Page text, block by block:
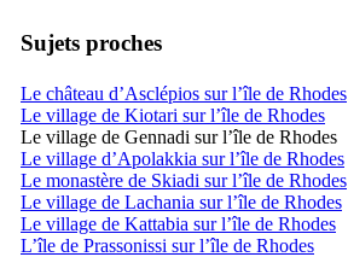
Sujets proches
Le château d’Asclépios sur l’île de Rhodes
Le village de Kiotari sur l’île de Rhodes
Le village de Gennadi sur l’île de Rhodes
Le village d’Apolakkia sur l’île de Rhodes
Le monastère de Skiadi sur l’île de Rhodes
Le village de Lachania sur l’île de Rhodes
Le village de Kattabia sur l’île de Rhodes
L’île de Prassonissi sur l’île de Rhodes